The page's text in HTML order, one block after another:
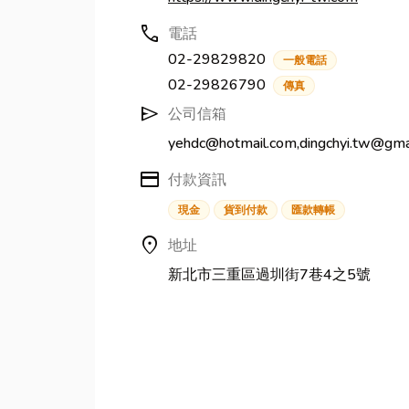
call 電話
02-29829820
一般電話
02-29826790 傳真
send 公司信箱
credit_card 付款資訊
現金 貨到付款 匯款轉帳
location_on 地址
新北市三重區過圳街7巷4之5號